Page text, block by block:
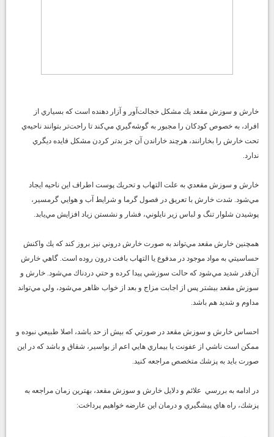
خارش و سوزش مقعد يك مشكل خجالت‌آور و آزار دهنده است كه بسياري از
افراد، به خصوص كودكان را مجبور به گوشه‌گيري مي‌كند تا راحت‌تر بتوانند ناحيه‌ي
تحت خارش را بخارانند، هرچند خاراندن آن جز بدتر كردن مشكل فايده ديگري
ندارد.
خارش و سوزش مقعدي به علت التهاب و تحريك پوست اطراف اين ناحيه ايجاد
مي‌شود. شدت خارش با تعريق در فصول گرما و شرايط آب و هوايي گرمسير،
پوشيدن شلوار تنگ و لباس زير نايلوني، فشار و نشستن زياد افزايش مي‌يابد.
همچنين خارش مقعد مي‌تواند به صورت خارش دروني نيز بروز كند كه يك واكنش
حساسيتي به مواد موجود در مدفوع يا التهاب بافت درون روده است. گاهي خارش
آن‌قدر شديد مي‌شود كه حالت سوزشي پيدا كرده و حتي دردناك مي‌شود. خارش و
سوزش مقعد بيشتر پس از اجابت مزاج و بعد از خواب ظاهر مي‌شود، ولي مي‌تواند
مداوم و شديد هم باشد.
احساس خارش و سوزش مقعد در صورتي كه بيش از حد باشد، اصلا طبيعي نبوده و
ممكن است ناشي از عفونت يا بيماري هايي اعم از بواسير، شقاق و باشد كه در اين
صورت بايد به پزشك متخصص مراجعه كنيد.
در ادامه به بررسي علائم و دلايل خارش و سوزش مقعد، بهترين زمان مراجعه به
پزشك، راه هاي پيشگيري و درمان اين عارضه خواهيم پرداخت: